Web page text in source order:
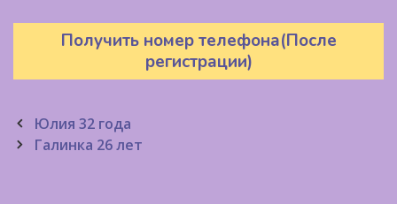
Получить номер телефона(После
регистрации)
Post
navigation
Юлия 32 года
Галинка 26 лет